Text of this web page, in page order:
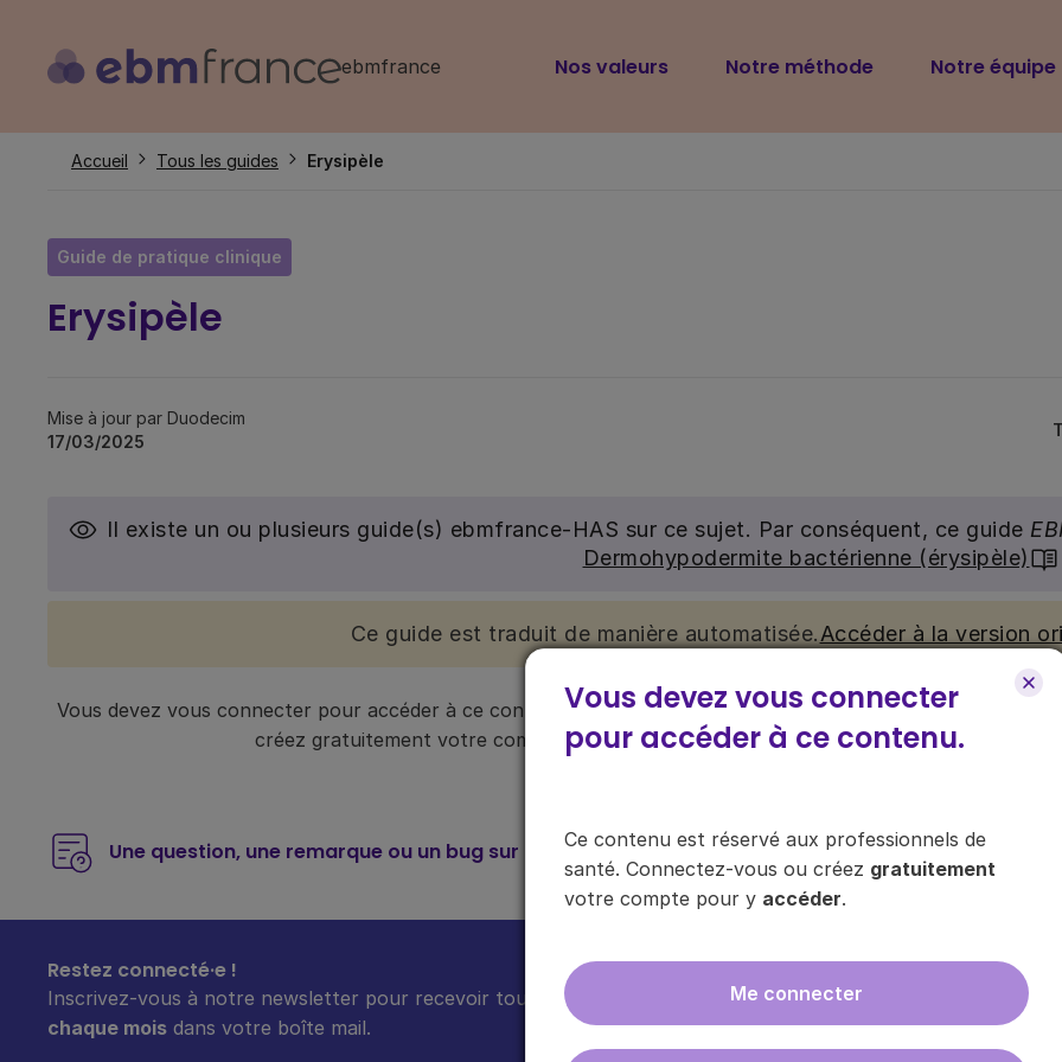
contenu
ebmfrance
Navigation
Nos valeurs Notre méthode Notre équipe
Vous devez vous connecter
pour accéder à ce contenu.
Ce contenu est réservé aux professionnels de
santé. Connectez-vous ou créez gratuitement
votre compte pour y accéder.
Me connecter
Fil
Accueil Tous les guides Erysipèle
Guide de pratique clinique
Erysipèle
Mise à jour par Duodecim
17/03/2025
Il existe un ou plusieurs guide(s) ebmfrance-HAS sur ce sujet. Par conséquent, ce guide
Dermohypodermite bactérienne (érysipèle)
Ce guide est traduit de manière automatisée.Accéder à la version
Vous devez vous connecter pour accéder à ce contenu. Ce contenu est réservé aux médecins généralistes
créez gratuitement votre compte pour y accéder, via le bouton « Se connecter/
Une question, une remarque ou un bug sur ce contenu ?
Restez connecté·e !
Inscrivez-vous à notre newsletter pour recevoir toutes les infos sur nos guides
chaque mois dans votre boîte mail.